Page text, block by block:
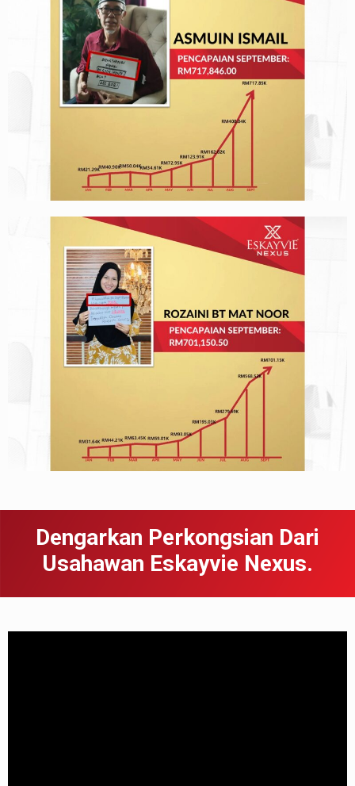
Dengarkan Perkongsian Dari
Usahawan Eskayvie Nexus.